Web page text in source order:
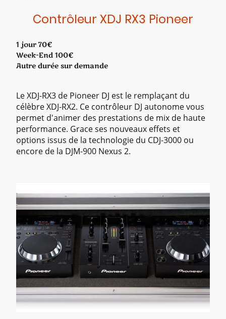
Contrôleur XDJ RX3 Pioneer
1 jour 70€
Week-End 100€
Autre durée sur demande
Le XDJ-RX3 de Pioneer DJ est le remplaçant du
célèbre XDJ-RX2. Ce contrôleur DJ autonome vous
permet d'animer des prestations de mix de haute
performance. Grace ses nouveaux effets et
options issus de la technologie du CDJ-3000 ou
encore de la DJM-900 Nexus 2.